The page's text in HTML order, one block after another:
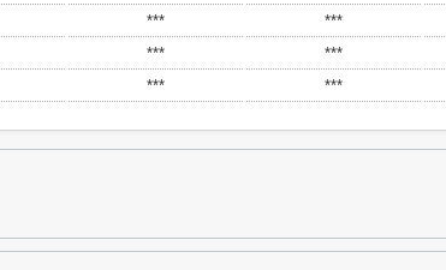
*** ***
*** ***
*** ***